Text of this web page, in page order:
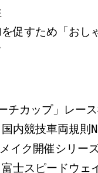
促すため「おし
チカップ」レー
内競技車両規則
士スピードウェ